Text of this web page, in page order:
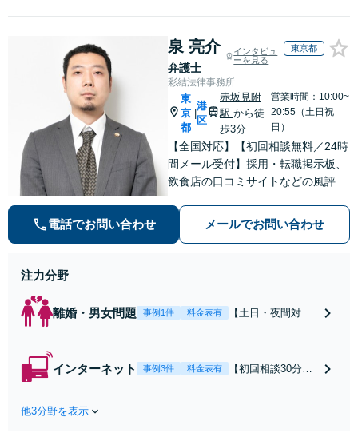
泉 亮介
弁護士
インタビュ
ーを見る
東京都
彩結法律事務所
東
京
都
港
区
赤坂見附
駅 から徒
歩3分
営業時間：10:00~
20:55（土日祝
日）
【全国対応】【初回相談無料／24時
間メール受付】採用・転職掲示板、
飲食店の口コミサイトなどの風評被
の種類を問わず相談可。可能な限り
早期対応で駆けつけサポート【労
電話でお問い合わせ メールでお問い合わせ
注力分野
離婚・男女問題 事例1件 料金表有
【土日・夜間対応
れたら、サインす
インターネット 事例3件 料金表有
【初回相談30分無
他3分野を表示